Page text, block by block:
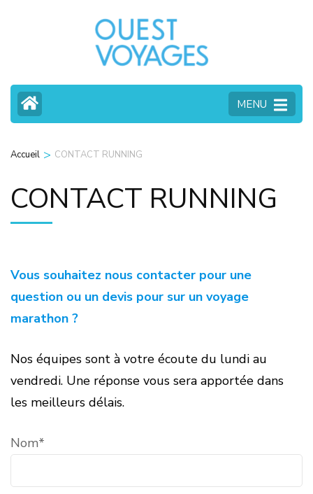
Entrée)
MENU
Accueil > CONTACT RUNNING
CONTACT RUNNING
Vous souhaitez nous contacter pour une
question ou un devis pour sur un voyage
marathon ?
Nos équipes sont à votre écoute du lundi au
vendredi. Une réponse vous sera apportée dans
les meilleurs délais.
Nom*